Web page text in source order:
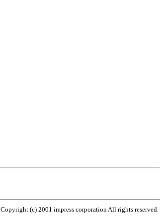
Copyright (c) 2001 impress corporation All rights reserved.